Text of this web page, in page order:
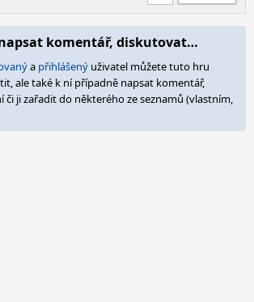
komentář, diskutovat…
a přihlášený uživatel můžete tuto hru
ale také k ní případně napsat komentář,
či ji zařadit do některého ze seznamů (vlastním,